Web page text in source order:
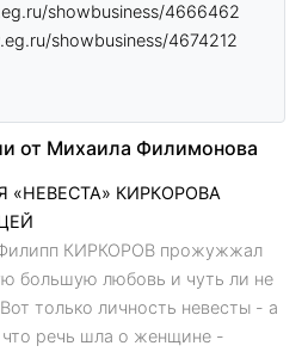
showbusiness/4666462
showbusiness/4674212
от Михаила Филимонова
«НЕВЕСТА» КИРКОРОВА
КИРКОРОВ прожужжал
большую любовь и чуть ли не
только личность невесты - а
что речь шла о женщине -